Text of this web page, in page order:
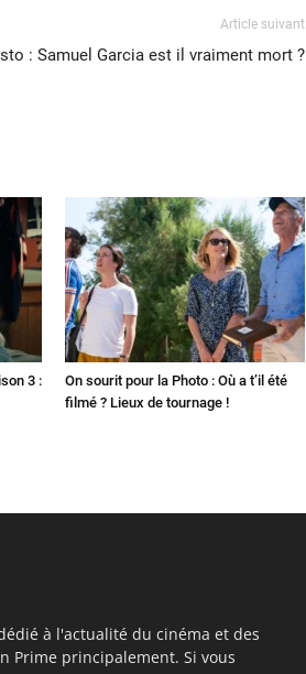
Article suivant
: Samuel Garcia est il vraiment mort ?
3 :
On sourit pour la Photo : Où a t’il été
filmé ? Lieux de tournage !
à l'actualité du cinéma et des
Prime principalement. Si vous